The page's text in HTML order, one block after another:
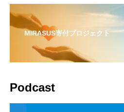
MIRASUS寄付プロジェクト
Podcast